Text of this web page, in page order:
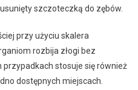
szczoteczką do zębów.
przy użyciu skalera
rozbija złogi bez
stosuje się również
dostępnych miejscach.